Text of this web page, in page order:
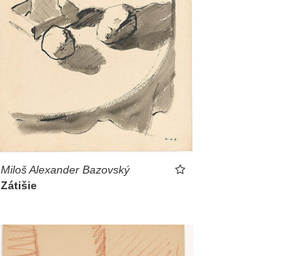
Miloš Alexander Bazovský
Zátišie